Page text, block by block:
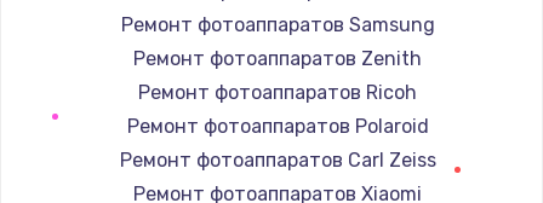
900 руб.
Заказать
Замена регулятора режимов конфорки
900 руб.
Ремонт фотоаппаратов Samsung
Ремонт фотоаппаратов Zenith
Ремонт фотоаппаратов Ricoh
Ремонт фотоаппаратов Polaroid
Ремонт фотоаппаратов Carl Zeiss
Ремонт фотоаппаратов Xiaomi